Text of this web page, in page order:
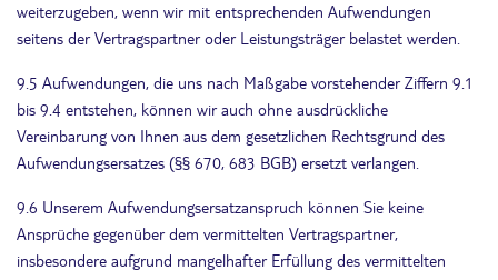
weiterzugeben, wenn wir mit entsprechenden Aufwendungen
seitens der Vertragspartner oder Leistungsträger belastet werden.
9.5 Aufwendungen, die uns nach Maßgabe vorstehender Ziffern 9.1
bis 9.4 entstehen, können wir auch ohne ausdrückliche
Vereinbarung von Ihnen aus dem gesetzlichen Rechtsgrund des
Aufwendungsersatzes (§§ 670, 683 BGB) ersetzt verlangen.
9.6 Unserem Aufwendungsersatzanspruch können Sie keine
Ansprüche gegenüber dem vermittelten Vertragspartner,
insbesondere aufgrund mangelhafter Erfüllung des vermittelten